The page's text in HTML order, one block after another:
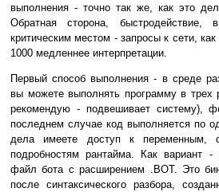
выполнения - точно так же, как это
Обратная сторона,
критическим местом - запросы к сети,
1000 медленнее интерпретации.
Первый способ выполнения - в среде
вы можете выполнять программу в
рекомендую - подвешивает систему),
последнем случае код выполняется по
дела имеете доступ к переменным,
подробностям рантайма. Как вариант
файл бота с расширением .BOT. Это
после синтаксического разбора,